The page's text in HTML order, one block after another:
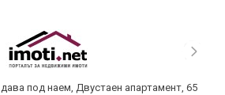
дава под наем, Двустаен апартамент, 65